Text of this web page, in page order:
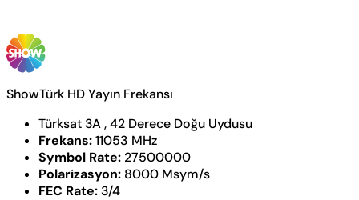
ShowTürk HD Yayın Frekansı
Türksat 3A , 42 Derece Doğu Uydusu
Frekans:11053 MHz
Symbol Rate: 27500000
Polarizasyon: 8000 Msym/s
FEC Rate: 3/4